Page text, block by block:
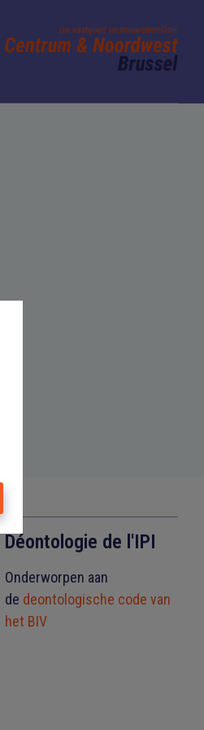
Déontologie de l'IPI
Onderworpen aan
de deontologische code van
het BIV